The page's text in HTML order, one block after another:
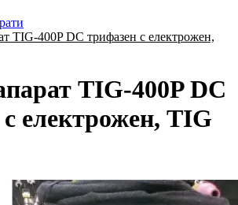
TIG-400P DC трифазен с електрожен,
TIG-400P DC
електрожен, TIG